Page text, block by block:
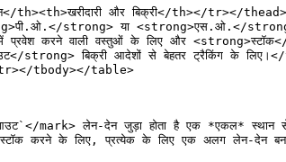
और बिक्री</th></tr></
strong> या <strong>एस.ओ.</
करने वाली वस्तुओं के लिए और
strong> बिक्री आदेशों से बेहतर ट्रैकिंग के
tr></tbody></table>
लेन-देन जुड़ा होता है एक *एकल* स्थान से।
करने के लिए, प्रत्येक के लिए एक अलग लेन-देन